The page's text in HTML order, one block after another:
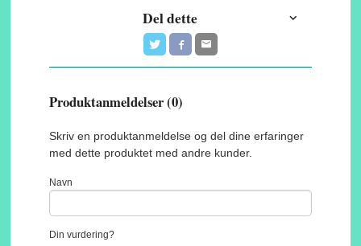
Del dette
Produktanmeldelser (0)
Skriv en produktanmeldelse og del dine erfaringer
med dette produktet med andre kunder.
Navn
Din vurdering?